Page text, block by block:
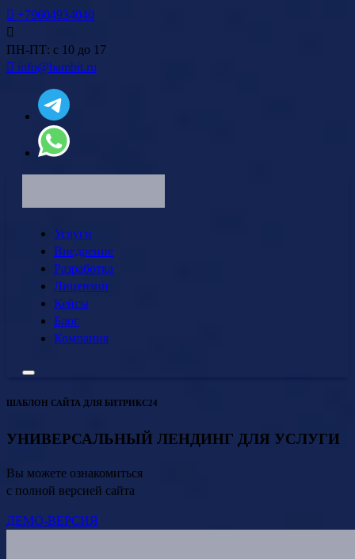
+79604934040
ПН-ПТ: с 10 до 17
info@bambit.ru
Услуги
Внедрение
Разработка
Лицензии
Кейсы
Блог
Компания
ШАБЛОН САЙТА ДЛЯ БИТРИКС24
УНИВЕРСАЛЬНЫЙ ЛЕНДИНГ ДЛЯ УСЛУГИ
Вы можете ознакомиться
с полной версией сайта
ДЕМО-ВЕРСИЯ